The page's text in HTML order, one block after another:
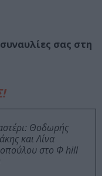
σας στη
Θοδωρής
και Λίνα
στο Φ hill